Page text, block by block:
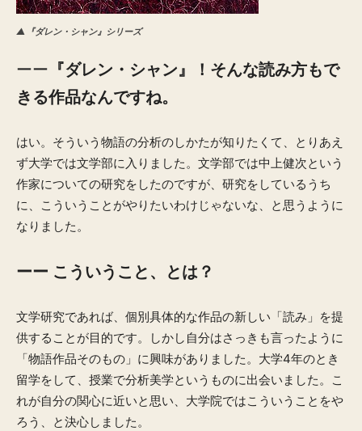
▲『ダレン・シャン』シリーズ
ーー 『ダレン・シャン』！そんな読み方もで
きる作品なんですね。
はい。そういう物語の分析のしかたが知りたくて、とりあえ
ず大学では文学部に入りました。文学部では中上健次という
作家についての研究をしたのですが、研究をしているうち
に、こういうことがやりたいわけじゃないな、と思うように
なりました。
ーー こういうこと、とは？
文学研究であれば、個別具体的な作品の新しい「読み」を提
供することが目的です。しかし自分はさっきも言ったように
「物語作品そのもの」に興味がありました。大学4年のとき
留学をして、授業で分析美学というものに出会いました。こ
れが自分の関心に近いと思い、大学院ではこういうことをや
ろう、と決心しました。